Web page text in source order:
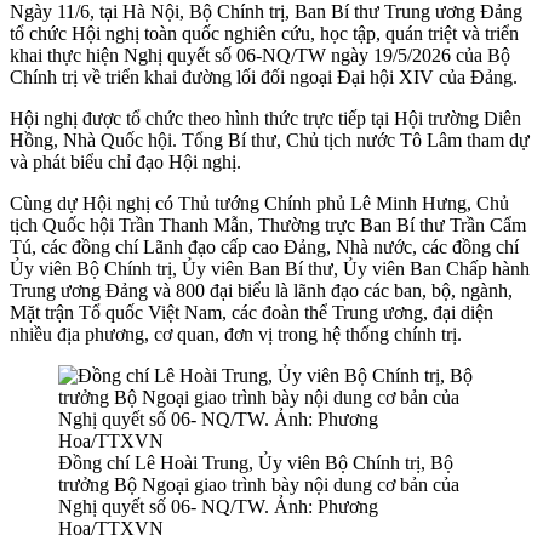
Ngày 11/6, tại Hà Nội, Bộ Chính trị, Ban Bí thư Trung ương Đảng
tổ chức Hội nghị toàn quốc nghiên cứu, học tập, quán triệt và triển
khai thực hiện Nghị quyết số 06-NQ/TW ngày 19/5/2026 của Bộ
Chính trị về triển khai đường lối đối ngoại Đại hội XIV của Đảng.
Hội nghị được tổ chức theo hình thức trực tiếp tại Hội trường Diên
Hồng, Nhà Quốc hội. Tổng Bí thư, Chủ tịch nước Tô Lâm tham dự
và phát biểu chỉ đạo Hội nghị.
Cùng dự Hội nghị có Thủ tướng Chính phủ Lê Minh Hưng, Chủ
tịch Quốc hội Trần Thanh Mẫn, Thường trực Ban Bí thư Trần Cẩm
Tú, các đồng chí Lãnh đạo cấp cao Đảng, Nhà nước, các đồng chí
Ủy viên Bộ Chính trị, Ủy viên Ban Bí thư, Ủy viên Ban Chấp hành
Trung ương Đảng và 800 đại biểu là lãnh đạo các ban, bộ, ngành,
Mặt trận Tổ quốc Việt Nam, các đoàn thể Trung ương, đại diện
nhiều địa phương, cơ quan, đơn vị trong hệ thống chính trị.
Đồng chí Lê Hoài Trung, Ủy viên Bộ Chính trị, Bộ
trưởng Bộ Ngoại giao trình bày nội dung cơ bản của
Nghị quyết số 06- NQ/TW. Ảnh: Phương
Hoa/TTXVN